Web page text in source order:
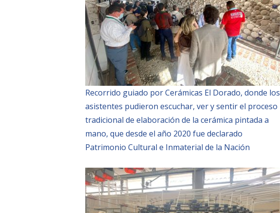
Recorrido guiado por Cerámicas El Dorado, donde los
asistentes pudieron escuchar, ver y sentir el proceso
tradicional de elaboración de la cerámica pintada a
mano, que desde el año 2020 fue declarado
Patrimonio Cultural e Inmaterial de la Nación